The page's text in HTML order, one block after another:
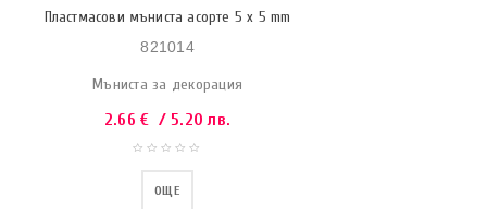
Пластмасови мъниста асорте 5 x 5 mm
821014
Мъниста за декорация
2.66€ / 5.20 лв.
ОЩЕ